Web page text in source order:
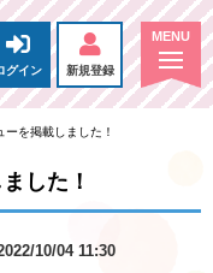
グイン 新規登録
を掲載しました！
した！
10/04 11:30